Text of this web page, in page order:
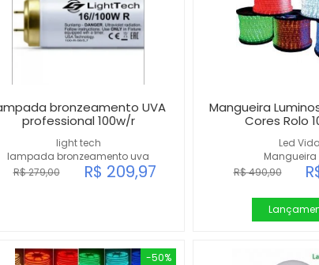
light tech
lampada bronzeamento uva
bronzeamento UVA
professional 100w/r
R$ 279,00 R$ 209,97
Led Vida
Mangueira
Mangueira
Cores Rolo
R$ 490,90
-50%